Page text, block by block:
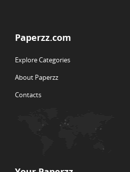
Paperzz.com
Explore Categories
About Paperzz
Contacts